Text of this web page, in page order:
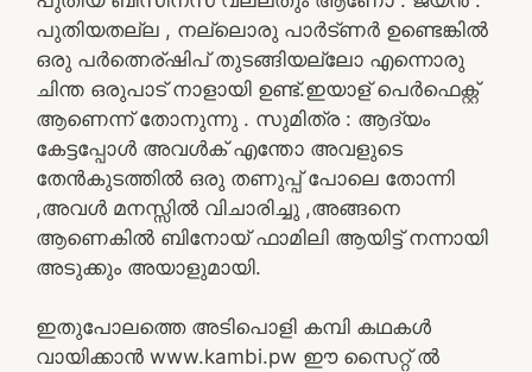
പുതിയതല്ല , നല്ലൊരു പാർട്ണർ ഉണ്ടെങ്കിൽ
ഒരു പർത്നെര്ഷിപ് തുടങ്ങിയല്ലോ എന്നൊരു
ചിന്ത ഒരുപാട് നാളായി ഉണ്ട്.ഇയാള് പെർഫെക്റ്റ്
ആണെന്ന് തോനുന്നു . സുമിത്ര : ആദ്യം
കേട്ടപ്പോൾ അവൾക് എന്തോ അവളുടെ
തേൻകുടത്തിൽ ഒരു തണുപ്പ് പോലെ തോന്നി
,അവൾ മനസ്സിൽ വിചാരിച്ചു ,അങ്ങനെ
ആണെകിൽ ബിനോയ് ഫാമിലി ആയിട്ട് നന്നായി
അടുക്കും അയാളുമായി.
ഇതുപോലത്തെ അടിപൊളി കമ്പി കഥകൾ
വായിക്കാൻ www.kambi.pw ഈ സൈറ്റ് ൽ